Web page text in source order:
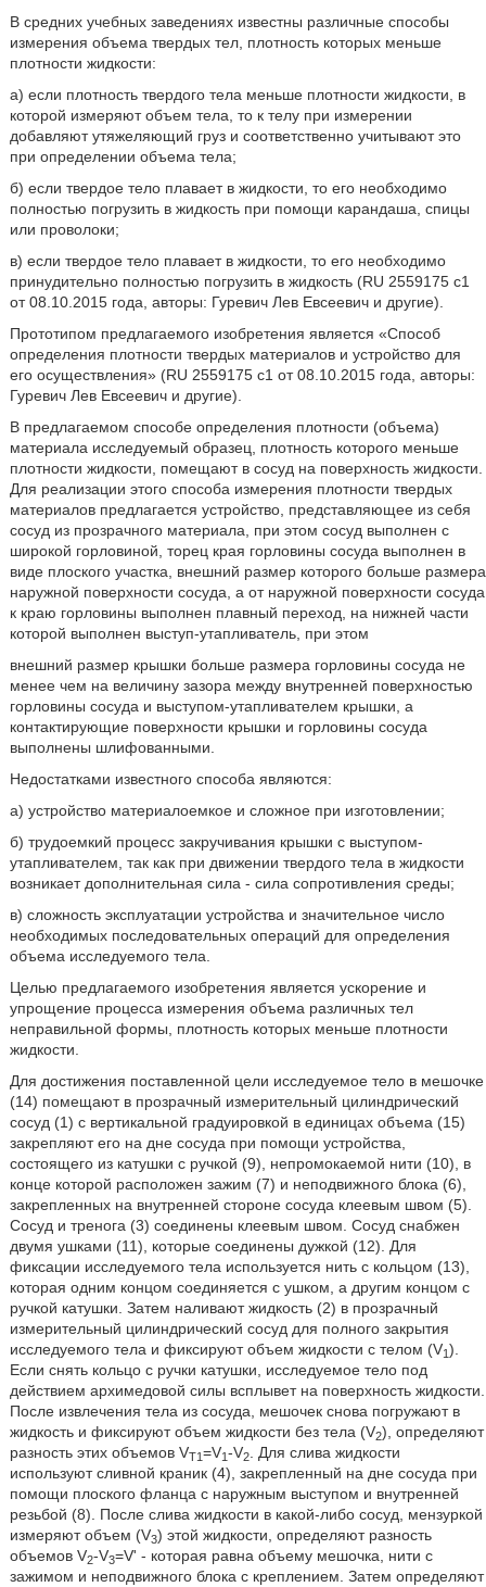
В средних учебных заведениях известны различные способы
измерения объема твердых тел, плотность которых меньше
плотности жидкости:
а) если плотность твердого тела меньше плотности жидкости, в
которой измеряют объем тела, то к телу при измерении
добавляют утяжеляющий груз и соответственно учитывают это
при определении объема тела;
б) если твердое тело плавает в жидкости, то его необходимо
полностью погрузить в жидкость при помощи карандаша, спицы
или проволоки;
в) если твердое тело плавает в жидкости, то его необходимо
принудительно полностью погрузить в жидкость (RU 2559175 с1
от 08.10.2015 года, авторы: Гуревич Лев Евсеевич и другие).
Прототипом предлагаемого изобретения является «Способ
определения плотности твердых материалов и устройство для
его осуществления» (RU 2559175 c1 от 08.10.2015 года, авторы:
Гуревич Лев Евсеевич и другие).
В предлагаемом способе определения плотности (объема)
материала исследуемый образец, плотность которого меньше
плотности жидкости, помещают в сосуд на поверхность жидкости.
Для реализации этого способа измерения плотности твердых
материалов предлагается устройство, представляющее из себя
сосуд из прозрачного материала, при этом сосуд выполнен с
широкой горловиной, торец края горловины сосуда выполнен в
виде плоского участка, внешний размер которого больше размера
наружной поверхности сосуда, а от наружной поверхности сосуда
к краю горловины выполнен плавный переход, на нижней части
которой выполнен выступ-утапливатель, при этом
внешний размер крышки больше размера горловины сосуда не
менее чем на величину зазора между внутренней поверхностью
горловины сосуда и выступом-утапливателем крышки, а
контактирующие поверхности крышки и горловины сосуда
выполнены шлифованными.
Недостатками известного способа являются:
а) устройство материалоемкое и сложное при изготовлении;
б) трудоемкий процесс закручивания крышки с выступом-
утапливателем, так как при движении твердого тела в жидкости
возникает дополнительная сила - сила сопротивления среды;
в) сложность эксплуатации устройства и значительное число
необходимых последовательных операций для определения
объема исследуемого тела.
Целью предлагаемого изобретения является ускорение и
упрощение процесса измерения объема различных тел
неправильной формы, плотность которых меньше плотности
жидкости.
Для достижения поставленной цели исследуемое тело в мешочке
(14) помещают в прозрачный измерительный цилиндрический
сосуд (1) с вертикальной градуировкой в единицах объема (15)
закрепляют его на дне сосуда при помощи устройства,
состоящего из катушки с ручкой (9), непромокаемой нити (10), в
конце которой расположен зажим (7) и неподвижного блока (6),
закрепленных на внутренней стороне сосуда клеевым швом (5).
Сосуд и тренога (3) соединены клеевым швом. Сосуд снабжен
двумя ушками (11), которые соединены дужкой (12). Для
фиксации исследуемого тела используется нить с кольцом (13),
которая одним концом соединяется с ушком, а другим концом с
ручкой катушки. Затем наливают жидкость (2) в прозрачный
измерительный цилиндрический сосуд для полного закрытия
исследуемого тела и фиксируют объем жидкости с телом (V1).
Если снять кольцо с ручки катушки, исследуемое тело под
действием архимедовой силы всплывет на поверхность жидкости.
После извлечения тела из сосуда, мешочек снова погружают в
жидкость и фиксируют объем жидкости без тела (V2), определяют
разность этих объемов VT1=V1-V2. Для слива жидкости
используют сливной краник (4), закрепленный на дне сосуда при
помощи плоского фланца с наружным выступом и внутренней
резьбой (8). После слива жидкости в какой-либо сосуд, мензуркой
измеряют объем (V3) этой жидкости, определяют разность
объемов V2-V3=V' - которая равна объему мешочка, нити с
зажимом и неподвижного блока с креплением. Затем определяют